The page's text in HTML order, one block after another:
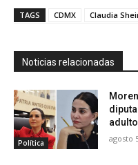
TAGS CDMX Claudia
Noticias relacionadas
Política agosto